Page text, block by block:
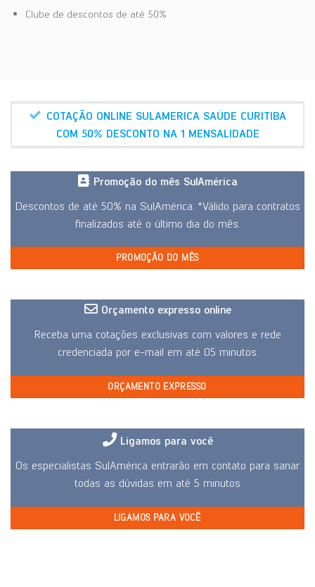
Clube de descontos de até 50%
COTAÇÃO ONLINE SULAMERICA SAÚDE CURITIBA
COM 50% DESCONTO NA 1 MENSALIDADE
Promoção do mês SulAmérica
Descontos de até 50% na SulAmérica. *Válido para contratos
finalizados até o último dia do mês.
PROMOÇÃO DO MÊS
Orçamento expresso online
Receba uma cotações exclusivas com valores e rede
credenciada por e-mail em até 05 minutos.
ORÇAMENTO EXPRESSO
Ligamos para você
Os especialistas SulAmérica entrarão em contato para sanar
todas as dúvidas em até 5 minutos
LIGAMOS PARA VOCÊ